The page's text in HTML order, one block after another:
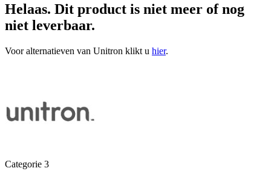
Helaas. Dit product is niet meer of nog
niet leverbaar.
Voor alternatieven van Unitron klikt u hier.
Categorie 3